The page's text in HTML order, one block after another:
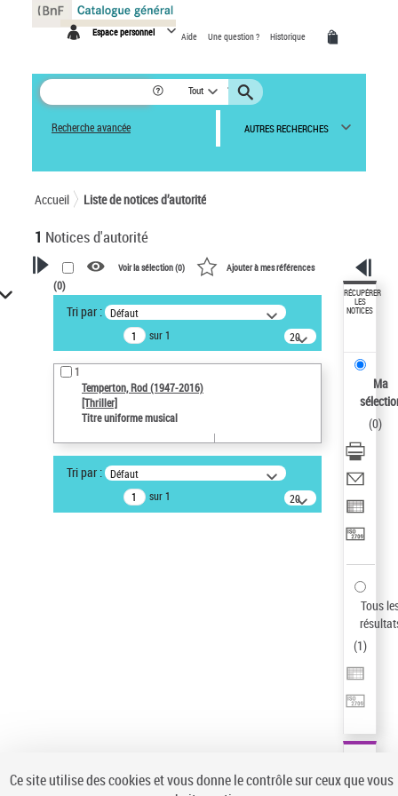
Espace personnel Aide Une question ? Historique
Tout
Recherche avancée AUTRES RECHERCHES
Accueil Liste de notices d’autorité
1 Notices d'autorité
VOTRE RECHERCHE
Recherche avancée dans les
notices d’autorité
Œuvres liées à l'auteur :
Temperton, Rod (1947-2016)
Auteur d’œuvre
Type de notice d'autorité
Voir la sélection (0) Ajouter à mes références
(0)
Tri par : Défaut
sur 1
20
résultats/page
1
Temperton, Rod (1947-2016)
[Thriller]
Titre uniforme musical
Tri par : Défaut
sur 1
20
résultats/page
RÉCUPÉRER
LES
NOTICES
Ma
(0)
Tous
(1)
Panneau de gestion des cookies
Ce site utilise des cookies et vous donne le contrôle sur ceux que vous